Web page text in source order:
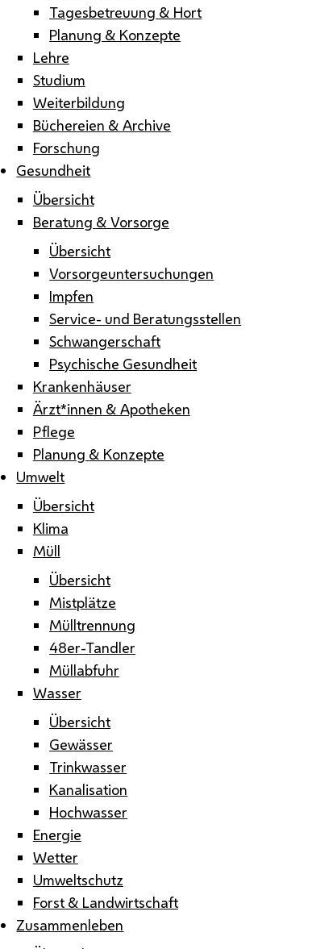
Tagesbetreuung & Hort
Planung & Konzepte
Lehre
Studium
Weiterbildung
Büchereien & Archive
Forschung
Gesundheit
Übersicht
Beratung & Vorsorge
Übersicht
Vorsorgeuntersuchungen
Impfen
Service- und Beratungsstellen
Schwangerschaft
Psychische Gesundheit
Krankenhäuser
Ärzt*innen & Apotheken
Pflege
Planung & Konzepte
Umwelt
Übersicht
Klima
Müll
Übersicht
Mistplätze
Mülltrennung
48er-Tandler
Müllabfuhr
Wasser
Übersicht
Gewässer
Trinkwasser
Kanalisation
Hochwasser
Energie
Wetter
Umweltschutz
Forst & Landwirtschaft
Zusammenleben